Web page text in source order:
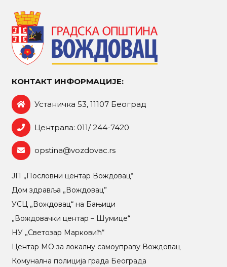
КОНТАКТ ИНФОРМАЦИЈЕ:
Устаничка 53, 11107 Београд
Централа: 011/ 244-7420
opstina@vozdovac.rs
ЈП „Пословни центар Вождовац“
Дом здравља „Вождовац”
УСЦ „Вождовац“ на Бањици
„Вождовачки центар – Шумице“
НУ „Светозар Марковић“
Центар МO за локалну самоуправу Вождовац
Комунална полиција града Београда